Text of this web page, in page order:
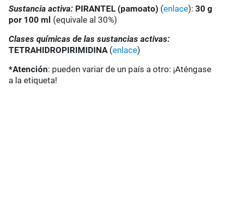
Sustancia activa: PIRANTEL (pamoato) (enlace):30 g
por 100 ml (equivale al 30%)
Clases químicas de las sustancias activas:
TETRAHIDROPIRIMIDINA (enlace)
*Atención: pueden variar de un país a otro: ¡Aténgase
a la etiqueta!